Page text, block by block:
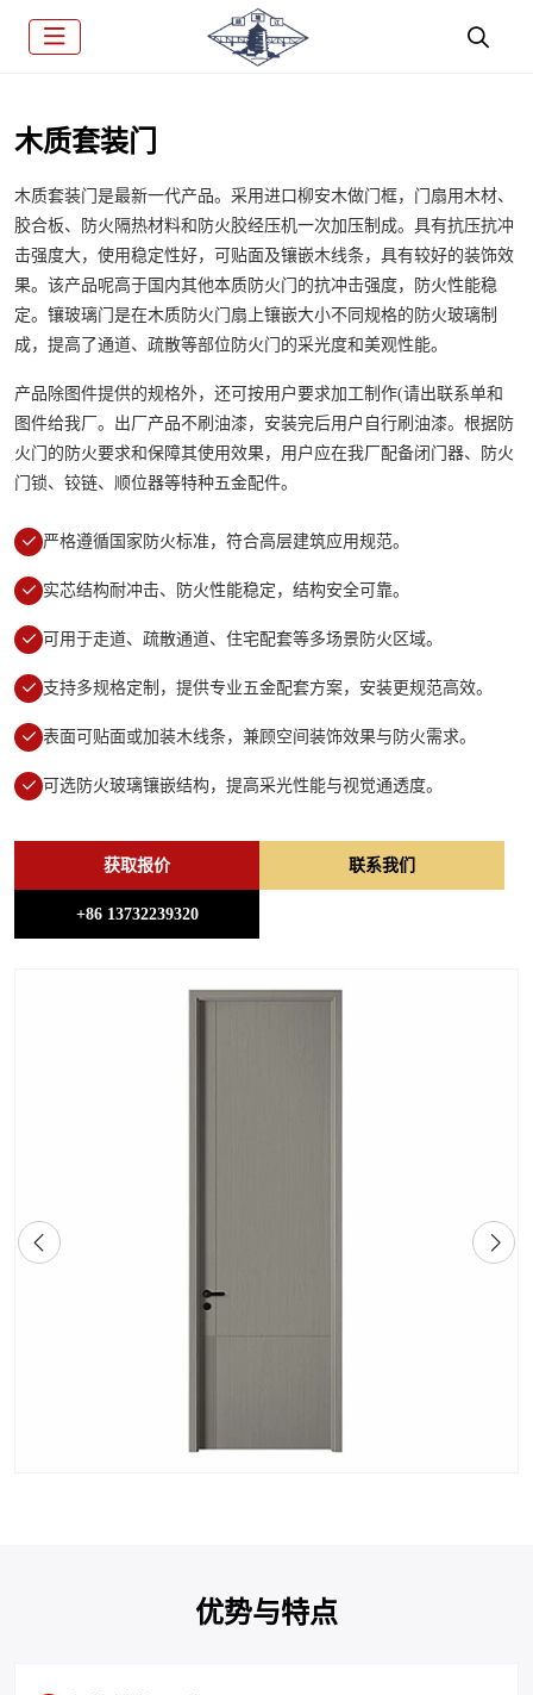
木质套装门
木质套装门是最新一代产品。采用进口柳安木做门框，门扇用木材、
胶合板、防火隔热材料和防火胶经压机一次加压制成。具有抗压抗冲
击强度大，使用稳定性好，可贴面及镶嵌木线条，具有较好的装饰效
果。该产品呢高于国内其他本质防火门的抗冲击强度，防火性能稳
定。镶玻璃门是在木质防火门扇上镶嵌大小不同规格的防火玻璃制
成，提高了通道、疏散等部位防火门的采光度和美观性能。
产品除图件提供的规格外，还可按用户要求加工制作(请出联系单和
图件给我厂。出厂产品不刷油漆，安装完后用户自行刷油漆。根据防
火门的防火要求和保障其使用效果，用户应在我厂配备闭门器、防火
门锁、铰链、顺位器等特种五金配件。
严格遵循国家防火标准，符合高层建筑应用规范。
实芯结构耐冲击、防火性能稳定，结构安全可靠。
可用于走道、疏散通道、住宅配套等多场景防火区域。
支持多规格定制，提供专业五金配套方案，安装更规范高效。
表面可贴面或加装木线条，兼顾空间装饰效果与防火需求。
可选防火玻璃镶嵌结构，提高采光性能与视觉通透度。
获取报价 联系我们
+86 13732239320
优势与特点